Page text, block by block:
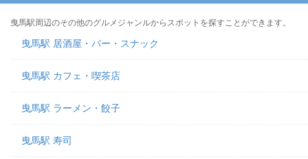
曳馬駅周辺のその他のグルメジャンルからスポットを探すことができます。
曳馬駅 居酒屋・バー・スナック
曳馬駅 カフェ・喫茶店
曳馬駅 ラーメン・餃子
曳馬駅 寿司